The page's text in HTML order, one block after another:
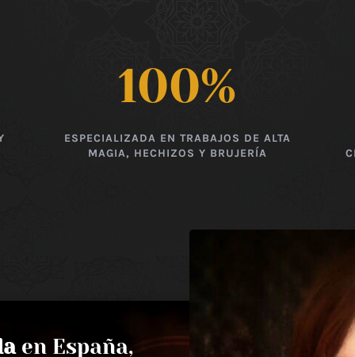
100%
ESPECIALIZADA EN TRABAJOS DE ALTA
MAGIA, HECHIZOS Y BRUJERÍA
en España,